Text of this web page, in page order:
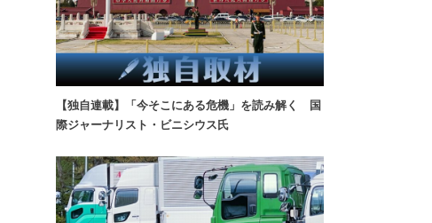
【独自連載】「今そこにある危機」を読み解く 国
際ジャーナリスト・ビニシウス氏